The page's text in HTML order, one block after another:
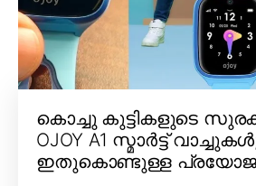
കൊച്ചു കുട്ടികളുടെ
OJOY A1 സ്മാർട്ട്
ഇതുകൊണ്ടുള്ള